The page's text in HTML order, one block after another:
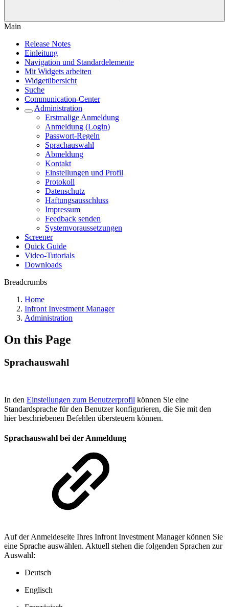
Main
Release Notes
Einleitung
Navigation und Standardelemente
Mit Widgets arbeiten
Widgetübersicht
Suche
Communication-Center
Administration
Erstmalige Anmeldung
Anmeldung (Login)
Passwort-Regeln
Sprachauswahl
Abmeldung
Kontakt
Einstellungen und Profil
Protokoll
Datenschutz
Haftungsausschluss
Impressum
Feedback senden
Systemvoraussetzungen
Screener
Quick Guide
Video-Tutorials
Downloads
Breadcrumbs
Home
Infront Investment Manager
Administration
On this Page
Sprachauswahl
In den Einstellungen zum Benutzerprofil können Sie eine
Standardsprache für den Benutzer konfigurieren, die Sie mit den
hier beschriebenen Befehlen übersteuern können.
Sprachauswahl bei der Anmeldung
Auf der Anmeldeseite Ihres Infront Investment Manager können Sie
eine Sprache auswählen. Aktuell stehen die folgenden Sprachen zur
Auswahl:
Deutsch
Englisch